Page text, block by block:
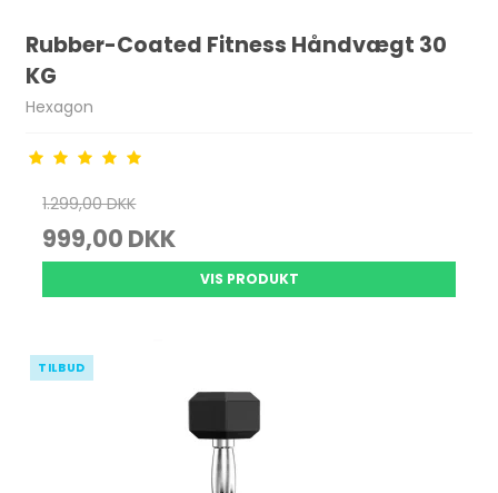
Rubber-Coated Fitness Håndvægt 30
KG
Hexagon
1.299,00 DKK
999,00 DKK
VIS PRODUKT
TILBUD